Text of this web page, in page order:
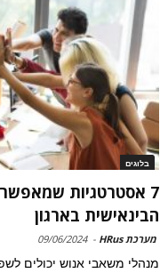
בלוגים
7 אסטרטגיות
הבינאישית בארגון
מערכת HRus -
09/06/2024
מנהלי משאבי אנוש יכולים